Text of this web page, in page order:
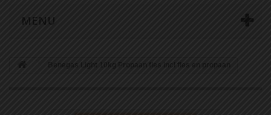
MENU
Benegas Light 10kg Propaan fles incl fles en propaan